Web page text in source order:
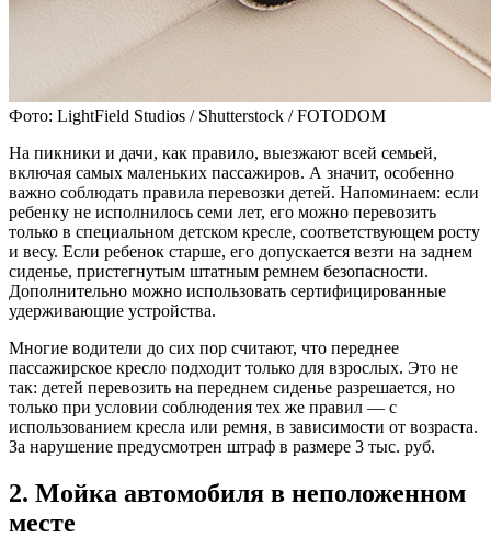
Фото: LightField Studios / Shutterstock / FOTODOM
На пикники и дачи, как правило, выезжают всей семьей,
включая самых маленьких пассажиров. А значит, особенно
важно соблюдать правила перевозки детей. Напоминаем: если
ребенку не исполнилось семи лет, его можно перевозить
только в специальном детском кресле, соответствующем росту
и весу. Если ребенок старше, его допускается везти на заднем
сиденье, пристегнутым штатным ремнем безопасности.
Дополнительно можно использовать сертифицированные
удерживающие устройства.
Многие водители до сих пор считают, что переднее
пассажирское кресло подходит только для взрослых. Это не
так: детей перевозить на переднем сиденье разрешается, но
только при условии соблюдения тех же правил — с
использованием кресла или ремня, в зависимости от возраста.
За нарушение предусмотрен штраф в размере 3 тыс. руб.
2. Мойка автомобиля в неположенном
месте